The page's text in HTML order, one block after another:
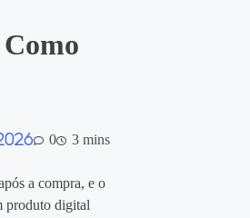
0 3 mins
a compra, e o
produto digital